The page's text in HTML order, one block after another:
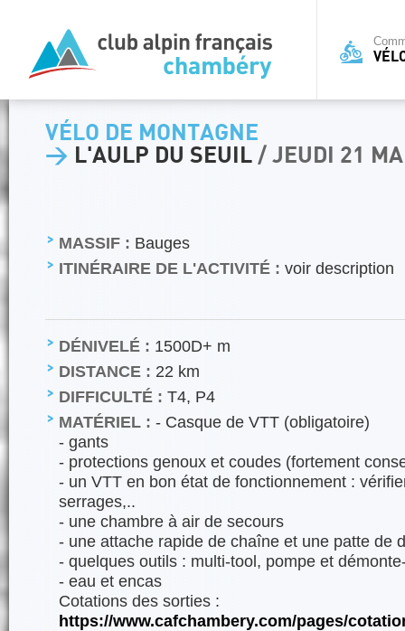
VÉLO DE MONTAGNE
> L'AULP DU SEUIL / JEUDI 21
MASSIF : Bauges
ITINÉRAIRE DE L'ACTIVITÉ : voir description
DÉNIVELÉ : 1500D+ m
DISTANCE : 22 km
DIFFICULTÉ : T4, P4
MATÉRIEL : - Casque de VTT (obligatoire)
- gants
- protections genoux et coudes (fortement
- un VTT en bon état de fonctionnement :
serrages,..
- une chambre à air de secours
- une attache rapide de chaîne et une patte de
- quelques outils : multi-tool, pompe et
- eau et encas
Cotations des sorties :
https://www.cafchambery.com/pages/